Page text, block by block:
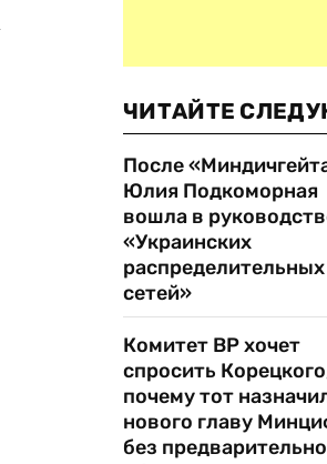
ЧИТАЙТЕ
После
Юлия Подкоморная
вошла в
«Украинских
распределительных
сетей»
Комитет ВР хочет
спросить
почему тот
нового главу
без